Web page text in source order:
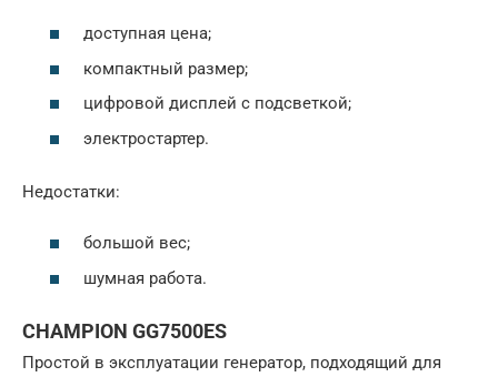
доступная цена;
компактный размер;
цифровой дисплей с подсветкой;
электростартер.
Недостатки:
большой вес;
шумная работа.
CHAMPION GG7500ES
Простой в эксплуатации генератор, подходящий для